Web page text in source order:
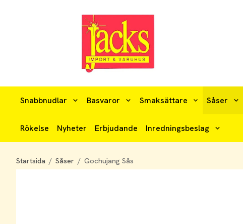
Snabbnudlar Basvaror Smaksättare Såser
Rökelse Nyheter Erbjudande Inredningsbeslag
Startsida / Såser / Gochujang Sås